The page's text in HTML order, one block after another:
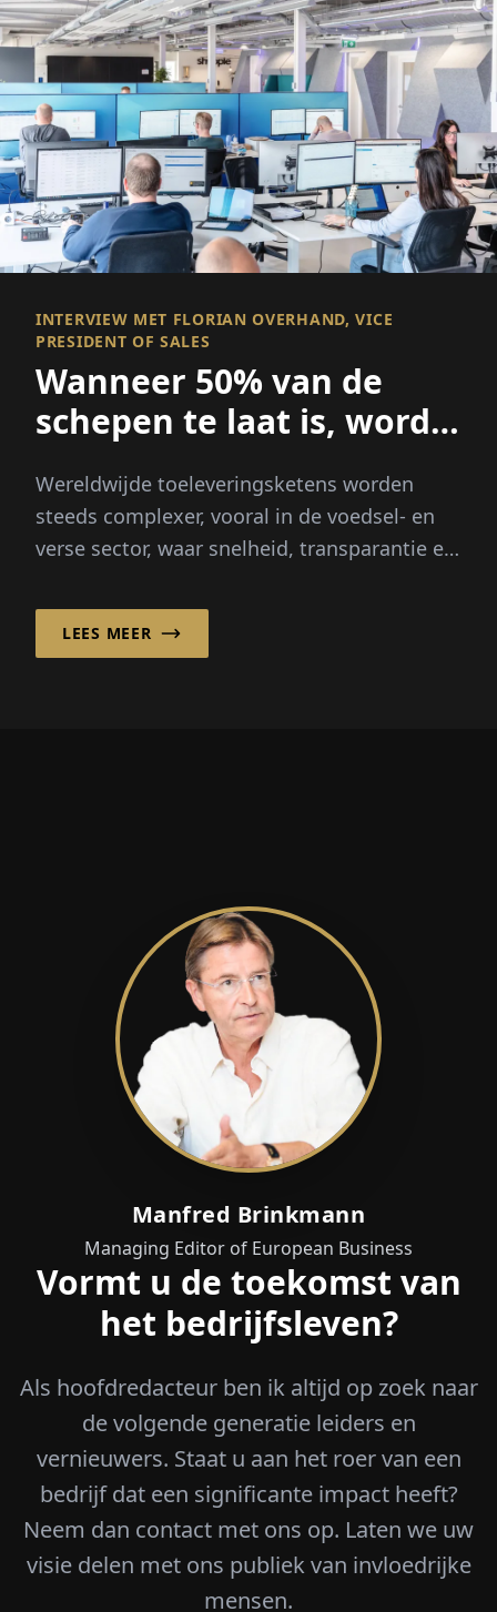
INTERVIEW MET FLORIAN OVERHAND, VICE
PRESIDENT OF SALES
Wanneer 50% van de
schepen te laat is, wordt
Wereldwijde toeleveringsketens worden
steeds complexer, vooral in de voedsel- en
verse sector, waar snelheid, transparantie en
LEES MEER
Manfred Brinkmann
Managing Editor of European Business
Vormt u de toekomst van
het bedrijfsleven?
Als hoofdredacteur ben ik altijd op zoek naar
de volgende generatie leiders en
vernieuwers. Staat u aan het roer van een
bedrijf dat een significante impact heeft?
Neem dan contact met ons op. Laten we uw
visie delen met ons publiek van invloedrijke
mensen.